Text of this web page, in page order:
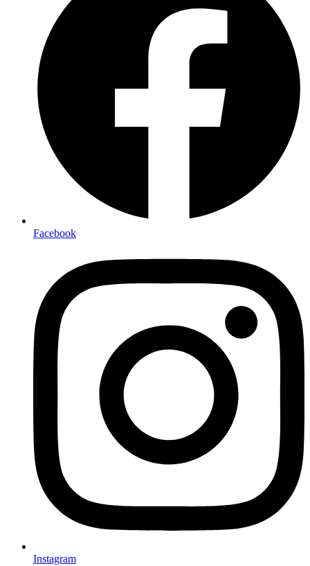
Face­book
Insta­gram